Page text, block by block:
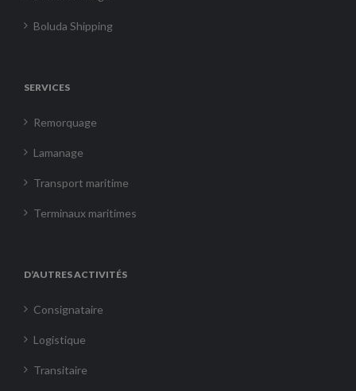
Boluda Shipping
SERVICES
Remorquage
Lamanage
Transport maritime
Terminaux maritimes
D’AUTRES ACTIVITÉS
Consignataire
Logistique
Transitaire